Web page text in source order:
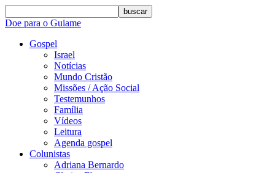
buscar
Doe para o Guiame
Gospel
Israel
Notícias
Mundo Cristão
Missões / Ação Social
Testemunhos
Família
Vídeos
Leitura
Agenda gospel
Colunistas
Adriana Bernardo